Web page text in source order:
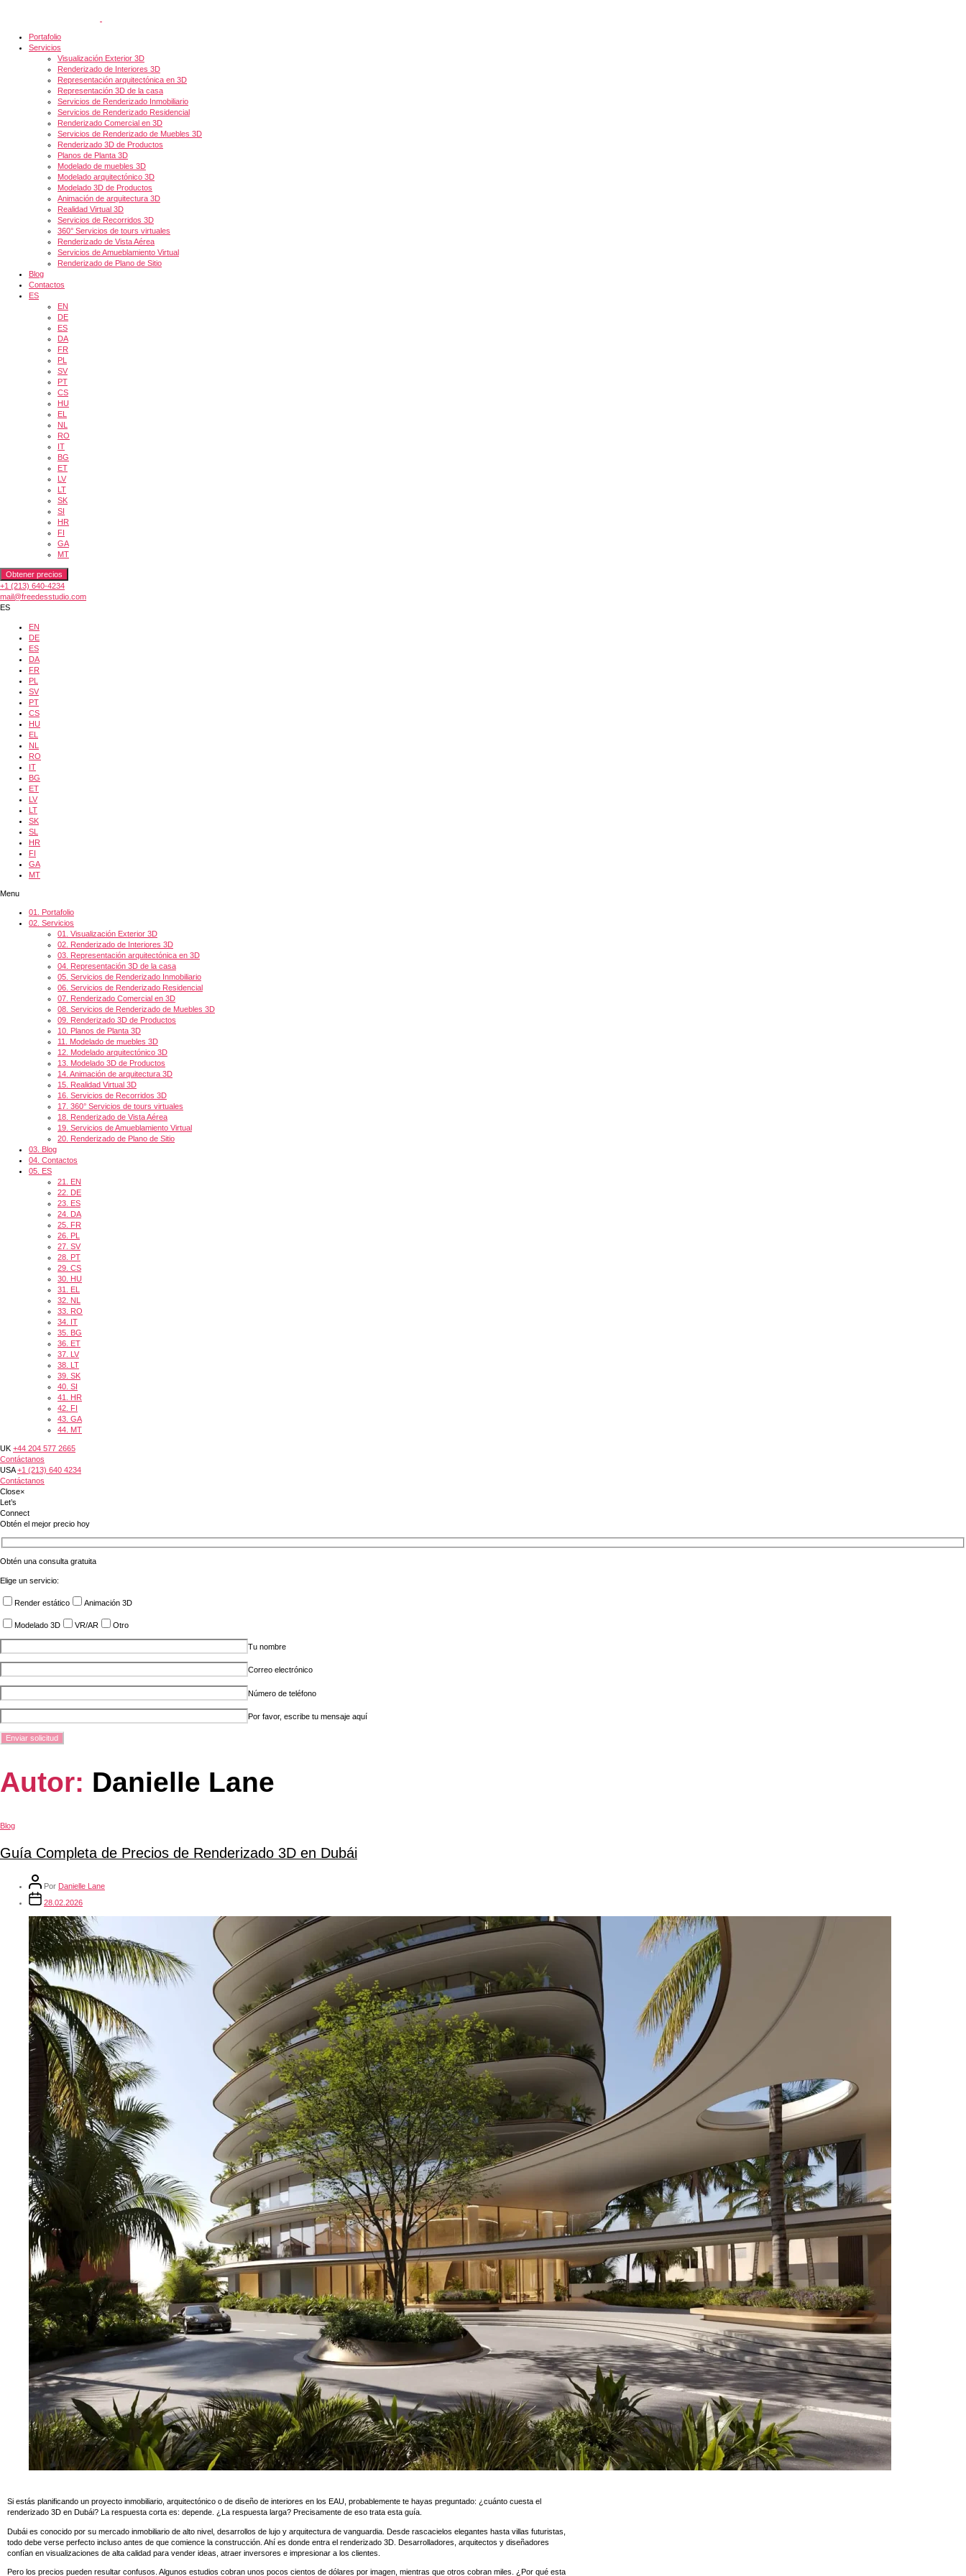
Portafolio
Servicios
Visualización Exterior 3D
Renderizado de Interiores 3D
Representación arquitectónica en 3D
Representación 3D de la casa
Servicios de Renderizado Inmobiliario
Servicios de Renderizado Residencial
Renderizado Comercial en 3D
Servicios de Renderizado de Muebles 3D
Renderizado 3D de Productos
Planos de Planta 3D
Modelado de muebles 3D
Modelado arquitectónico 3D
Modelado 3D de Productos
Animación de arquitectura 3D
Realidad Virtual 3D
Servicios de Recorridos 3D
360° Servicios de tours virtuales
Renderizado de Vista Aérea
Servicios de Amueblamiento Virtual
Renderizado de Plano de Sitio
Blog
Contactos
ES
EN
DE
ES
DA
FR
PL
SV
PT
CS
HU
EL
NL
RO
IT
BG
ET
LV
LT
SK
SI
HR
FI
GA
MT
Obtener precios
+1 (213) 640-4234
mail@freedesstudio.com
ES
EN
DE
ES
DA
FR
PL
SV
PT
CS
HU
EL
NL
RO
IT
BG
ET
LV
LT
SK
SL
HR
FI
GA
MT
Menu
01. Portafolio
02. Servicios
01. Visualización Exterior 3D
02. Renderizado de Interiores 3D
03. Representación arquitectónica en 3D
04. Representación 3D de la casa
05. Servicios de Renderizado Inmobiliario
06. Servicios de Renderizado Residencial
07. Renderizado Comercial en 3D
08. Servicios de Renderizado de Muebles 3D
09. Renderizado 3D de Productos
10. Planos de Planta 3D
11. Modelado de muebles 3D
12. Modelado arquitectónico 3D
13. Modelado 3D de Productos
14. Animación de arquitectura 3D
15. Realidad Virtual 3D
16. Servicios de Recorridos 3D
17. 360° Servicios de tours virtuales
18. Renderizado de Vista Aérea
19. Servicios de Amueblamiento Virtual
20. Renderizado de Plano de Sitio
03. Blog
04. Contactos
05. ES
21. EN
22. DE
23. ES
24. DA
25. FR
26. PL
27. SV
28. PT
29. CS
30. HU
31. EL
32. NL
33. RO
34. IT
35. BG
36. ET
37. LV
38. LT
39. SK
40. SI
41. HR
42. FI
43. GA
44. MT
UK +44 204 577 2665
Contáctanos
USA +1 (213) 640 4234
Contáctanos
Close×
Let’s
Connect
Obtén el mejor precio hoy
Obtén una consulta gratuita
Elige un servicio:
Render estático Animación 3D
Modelado 3D VR/AR Otro
Tu nombre
Correo electrónico
Número de teléfono
Por favor, escribe tu mensaje aquí
Autor: Danielle Lane
Blog
Guía Completa de Precios de Renderizado 3D en Dubái
Por Danielle Lane
28.02.2026
Si estás planificando un proyecto inmobiliario, arquitectónico o de diseño de interiores en los EAU, probablemente te hayas preguntado: ¿cuánto cuesta el
renderizado 3D en Dubái? La respuesta corta es: depende. ¿La respuesta larga? Precisamente de eso trata esta guía.
Dubái es conocido por su mercado inmobiliario de alto nivel, desarrollos de lujo y arquitectura de vanguardia. Desde rascacielos elegantes hasta villas futuristas,
todo debe verse perfecto incluso antes de que comience la construcción. Ahí es donde entra el renderizado 3D. Desarrolladores, arquitectos y diseñadores
confían en visualizaciones de alta calidad para vender ideas, atraer inversores e impresionar a los clientes.
Pero los precios pueden resultar confusos. Algunos estudios cobran unos pocos cientos de dólares por imagen, mientras que otros cobran miles. ¿Por qué esta